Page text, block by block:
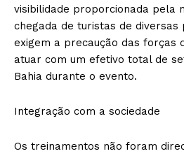
visibilidade proporcionada pela
chegada de turistas de
exigem a precaução das forças
atuar com um efetivo total de
Bahia durante o evento.
Integração com a sociedade
Os treinamentos não foram